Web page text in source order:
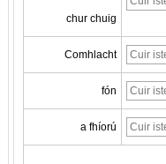
chur chuig
Comhlacht
fón
a fhíorú